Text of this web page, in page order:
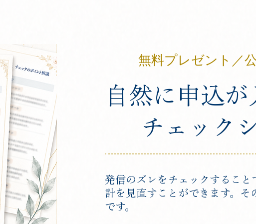
自然に申込
チェック
無料プレゼント／
発信のズレをチェックすること
計を見直すことができます。そ
です。